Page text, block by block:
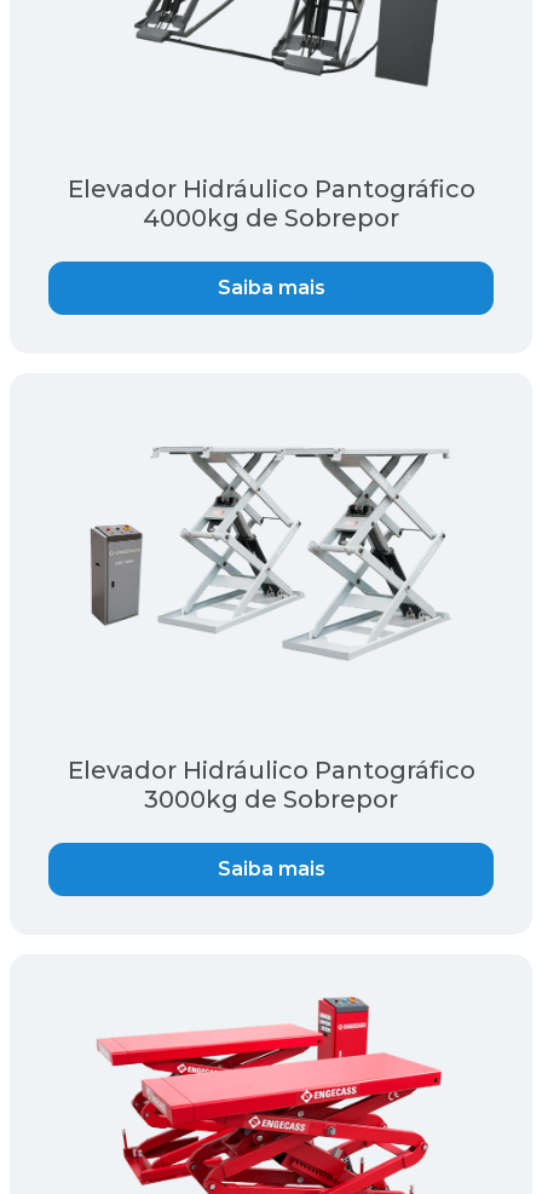
Elevador Hidráulico Pantográfico
4000kg de Sobrepor
Saiba mais
Elevador Hidráulico Pantográfico
3000kg de Sobrepor
Saiba mais